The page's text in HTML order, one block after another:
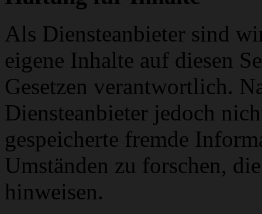
Als Diensteanbieter sind
eigene Inhalte auf diesen
Gesetzen verantwortlich.
Diensteanbieter jedoch
gespeicherte fremde
Umständen zu forschen,
hinweisen.